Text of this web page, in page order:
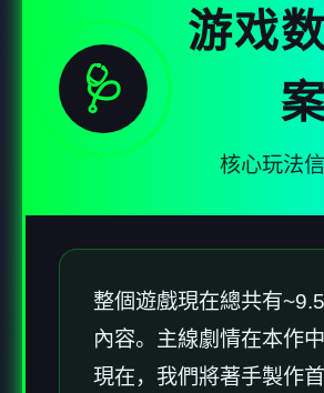
🩺
游戏
案
核心玩法
整個遊戲現在總共有
內容。主線劇情在本作中
現在，我們將著手製作